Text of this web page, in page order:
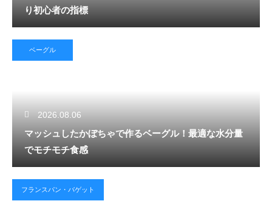
り初心者の指標
ベーグル
2026.08.06
マッシュしたかぼちゃで作るベーグル！最適な水分量
でモチモチ食感
フランスパン・バゲット